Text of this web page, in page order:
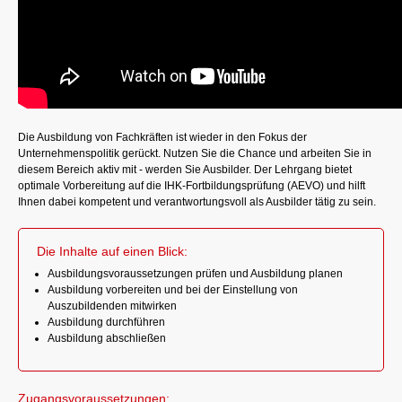
Die Ausbildung von Fachkräften ist wieder in den Fokus der
Unternehmenspolitik gerückt. Nutzen Sie die Chance und arbeiten Sie in
diesem Bereich aktiv mit - werden Sie Ausbilder. Der Lehrgang bietet
optimale Vorbereitung auf die IHK-Fortbildungsprüfung (AEVO) und hilft
Ihnen dabei kompetent und verantwortungsvoll als Ausbilder tätig zu sein.
Die Inhalte auf einen Blick:
Ausbildungsvoraussetzungen prüfen und Ausbildung planen
Ausbildung vorbereiten und bei der Einstellung von
Auszubildenden mitwirken
Ausbildung durchführen
Ausbildung abschließen
Zugangsvoraussetzungen: